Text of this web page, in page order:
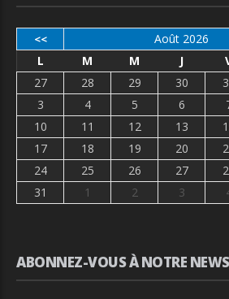
<< Août 2026
L M M J
27
28 29 30
3
4 5 6
10
11 12 13
17
18 19 20
24
25 26 27
31
1 2 3
ABONNEZ-VOUS À NOTRE